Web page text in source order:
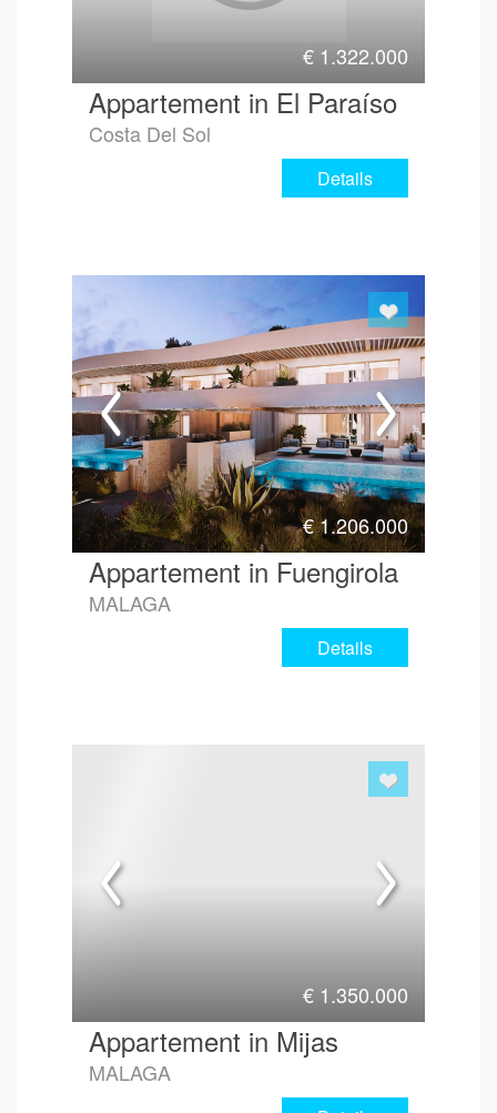
€ 1.322.000
Appartement in El Paraíso
Costa Del Sol
Details
€1.206.000
Appartement in Fuengirola
MALAGA
Details
€ 1.350.000
Appartement in Mijas
MALAGA